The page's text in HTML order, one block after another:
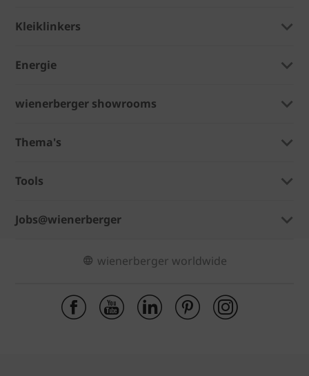
Kleiklinkers
Energie
wienerberger showrooms
Thema's
Tools
Jobs@wienerberger
wienerberger worldwide